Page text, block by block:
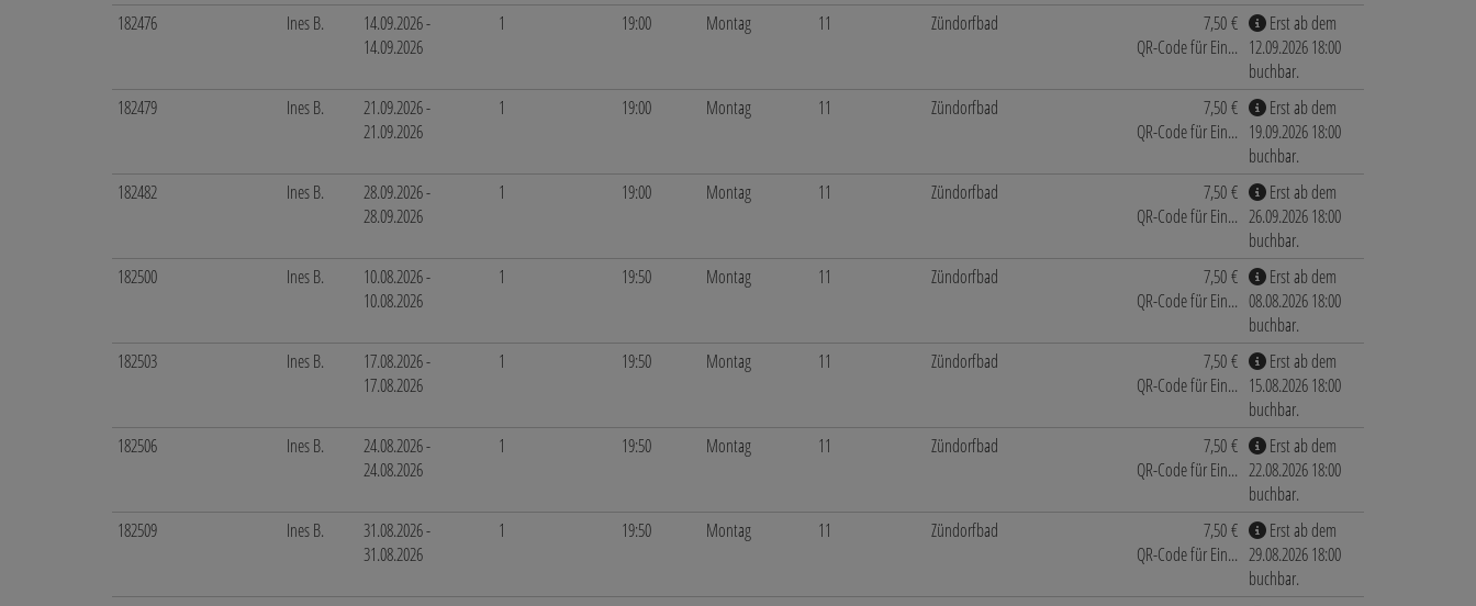
182476
Ines B.
14.09.2026 -
14.09.2026
1 19:00 Montag 11 Zündorfbad
7,50 €
QR-Code für Ein...
Erst ab dem
12.09.2026 18:00
buchbar.
182479
Ines B.
21.09.2026 -
21.09.2026
1 19:00 Montag 11 Zündorfbad
7,50 €
QR-Code für Ein...
Erst ab dem
19.09.2026 18:00
buchbar.
182482
Ines B.
28.09.2026 -
28.09.2026
1 19:00 Montag 11 Zündorfbad
7,50 €
QR-Code für Ein...
Erst ab dem
26.09.2026 18:00
buchbar.
182500
Ines B.
10.08.2026 -
10.08.2026
1 19:50 Montag 11 Zündorfbad
7,50 €
QR-Code für Ein...
Erst ab dem
08.08.2026 18:00
buchbar.
182503
Ines B.
17.08.2026 -
17.08.2026
1 19:50 Montag 11 Zündorfbad
7,50 €
QR-Code für Ein...
Erst ab dem
15.08.2026 18:00
buchbar.
182506
Ines B.
24.08.2026 -
24.08.2026
1 19:50 Montag 11 Zündorfbad
7,50 €
QR-Code für Ein...
Erst ab dem
22.08.2026 18:00
buchbar.
182509
Ines B.
31.08.2026 -
31.08.2026
1 19:50 Montag 11 Zündorfbad
7,50 €
QR-Code für Ein...
Erst ab dem
29.08.2026 18:00
buchbar.